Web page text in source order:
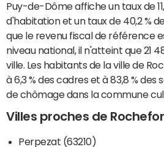
Puy-de-Dôme affiche un taux de
d'habitation et un taux de 40,2 %
que le revenu fiscal de référence
niveau national, il n'atteint que 21
ville. Les habitants de la ville de
à 6,3 % des cadres et à 83,8 % des
de chômage dans la commune
Villes proches de
Perpezat (63210)